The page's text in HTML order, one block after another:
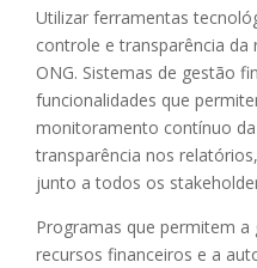
Utilizar ferramentas
controle e transparência da
ONG. Sistemas de gestão
funcionalidades que
monitoramento contínuo
transparência nos
junto a todos os
Programas que permitem
recursos financeiros e a